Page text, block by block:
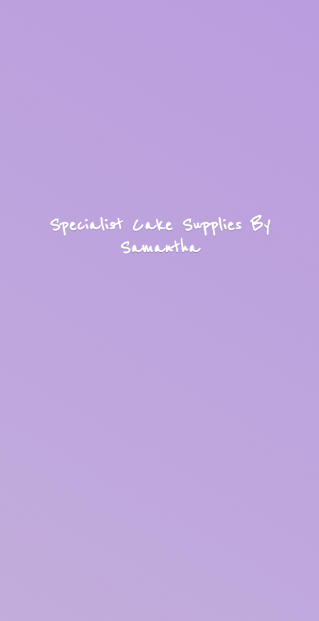
Specialist Cake SuppliesBy
Samantha